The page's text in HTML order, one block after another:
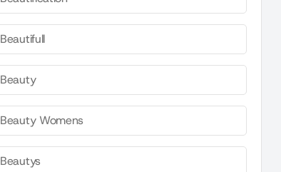
Beautifull
Beauty
Beauty Womens
Beautys